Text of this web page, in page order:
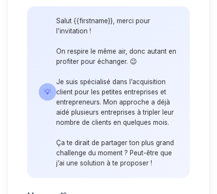
💡
Salut {{firstname}}, merci pour
l’invitation !
On respire le même air, donc autant en
profiter pour échanger. 😉
Je suis spécialisé dans l’acquisition
client pour les petites entreprises et
entrepreneurs. Mon approche a déjà
aidé plusieurs entreprises à tripler leur
nombre de clients en quelques mois.
Ça te dirait de partager ton plus grand
challenge du moment ? Peut-être que
j’ai une solution à te proposer !